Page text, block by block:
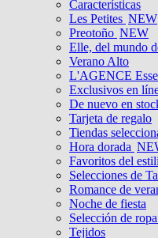
Características
Les Petites NEW
Preotoño NEW
Elle, del mundo
Verano Alto
L'AGENCE
Exclusivos en
De nuevo en
Tarjeta de regalo
Tiendas
Hora dorada
Favoritos del
Selecciones de
Romance de
Noche de fiesta
Selección de
Tejidos